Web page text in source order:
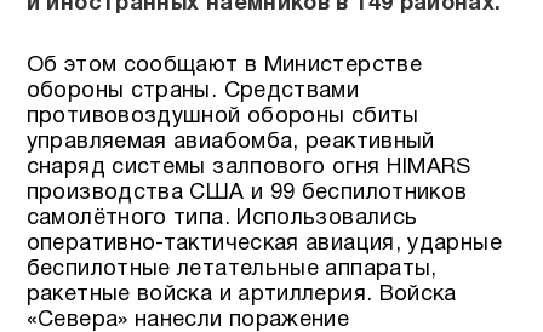
Об этом сообщают в Министерстве
обороны страны. Средствами
противовоздушной обороны сбиты
управляемая авиабомба, реактивный
снаряд системы залпового огня HIMARS
производства США и 99 беспилотников
самолётного типа. Использовались
оперативно-тактическая авиация, ударные
беспилотные летательные аппараты,
ракетные войска и артиллерия. Войска
«Севера» нанесли поражение